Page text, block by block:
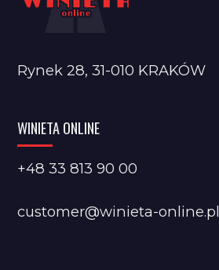
Rynek 28, 31-010 KRAKÓW
WINIETA ONLINE
+48 33 813 90 00
customer@winieta-online.pl